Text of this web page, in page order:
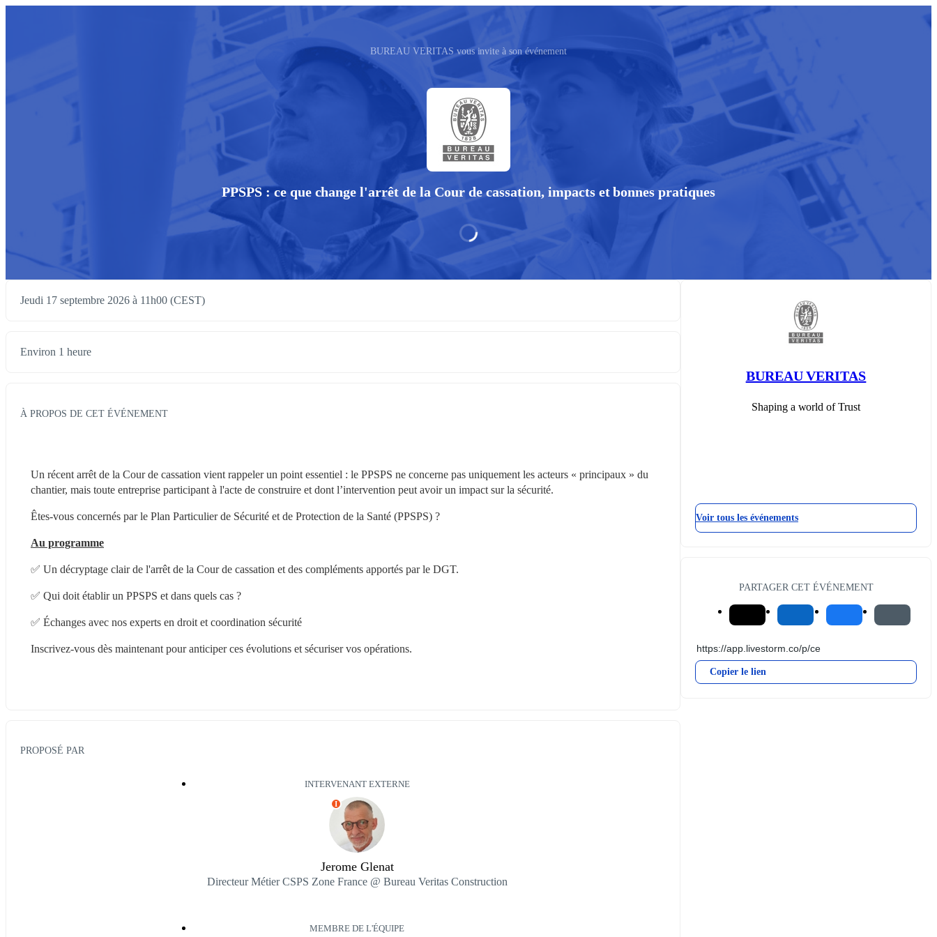
BUREAU VERITAS vous invite à son événement
PPSPS : ce que change l'arrêt de la Cour de cassation, impacts et bonnes pratiques
Jeudi 17 septembre 2026 à 11h00 (CEST)
Environ 1 heure
À PROPOS DE CET ÉVÉNEMENT
Un récent arrêt de la Cour de cassation vient rappeler un point essentiel : le PPSPS ne concerne pas uniquement les acteurs « principaux » du
chantier, mais toute entreprise participant à l'acte de construire et dont l’intervention peut avoir un impact sur la sécurité.
Êtes-vous concernés par le Plan Particulier de Sécurité et de Protection de la Santé (PPSPS) ?
Au programme
✅ Un décryptage clair de l'arrêt de la Cour de cassation et des compléments apportés par le DGT.
✅ Qui doit établir un PPSPS et dans quels cas ?
✅ Échanges avec nos experts en droit et coordination sécurité
Inscrivez-vous dès maintenant pour anticiper ces évolutions et sécuriser vos opérations.
PROPOSÉ PAR
INTERVENANT EXTERNE
I
Jerome Glenat
Directeur Métier CSPS Zone France @ Bureau Veritas Construction
MEMBRE DE L'ÉQUIPE
BUREAU VERITAS
Shaping a world of Trust
Voir tous les événements
PARTAGER CET ÉVÉNEMENT
Copier le lien